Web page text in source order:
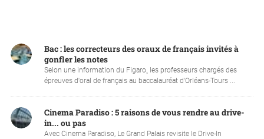
Bac : les correcteurs des oraux de français invités à
gonfler les notes
Selon une information du Figaro¸ les professeurs chargés des
épreuves d'oral de français au baccalauréat d'Orléans-Tours ...
Cinema Paradiso : 5 raisons de vous rendre au drive-
in... ou pas
Avec Cinema Paradiso, Le Grand Palais revisite le Drive-In